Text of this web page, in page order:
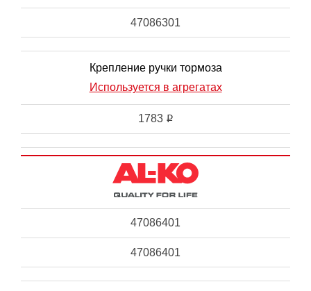
47086301
Крепление ручки тормоза
Используется в агрегатах
1783 i
47086401
47086401